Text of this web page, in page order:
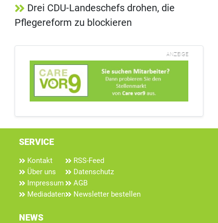
Drei CDU-Landeschefs drohen, die
Pflegereform zu blockieren
ANZEIGE
SERVICE
Kontakt
Über uns
Impressum
Mediadaten
RSS-Feed
Datenschutz
AGB
Newsletter bestellen
NEWS